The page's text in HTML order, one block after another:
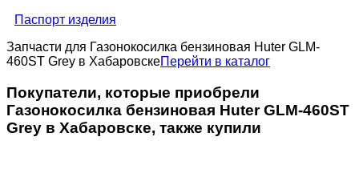
Паспорт изделия
Запчасти для Газонокосилка бензиновая Huter GLM-
460ST Grey в ХабаровскеПерейти в каталог
Покупатели, которые приобрели
Газонокосилка бензиновая Huter GLM-460ST
Grey в Хабаровске, также купили